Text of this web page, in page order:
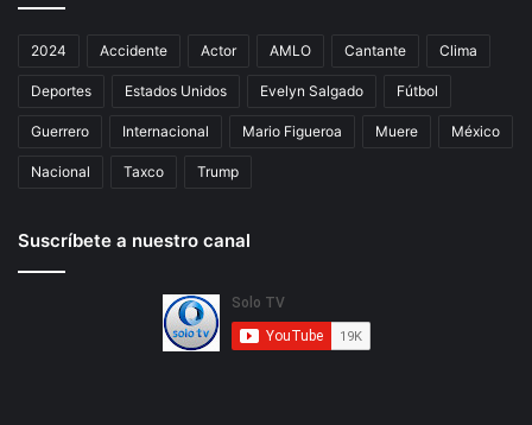
2024 Accidente Actor AMLO Cantante Clima
Deportes Estados Unidos Evelyn Salgado Fútbol
Guerrero Internacional Mario Figueroa Muere México
Nacional Taxco Trump
Suscríbete a nuestro canal